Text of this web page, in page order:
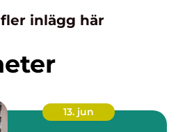
fler inlägg här
13. jun